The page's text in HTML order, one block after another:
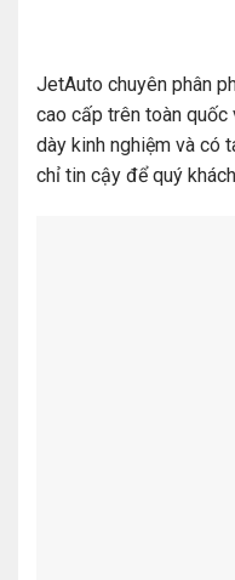
JetAuto chuyên phân
cao cấp trên toàn
dày kinh nghiệm và có
chỉ tin cậy để quý